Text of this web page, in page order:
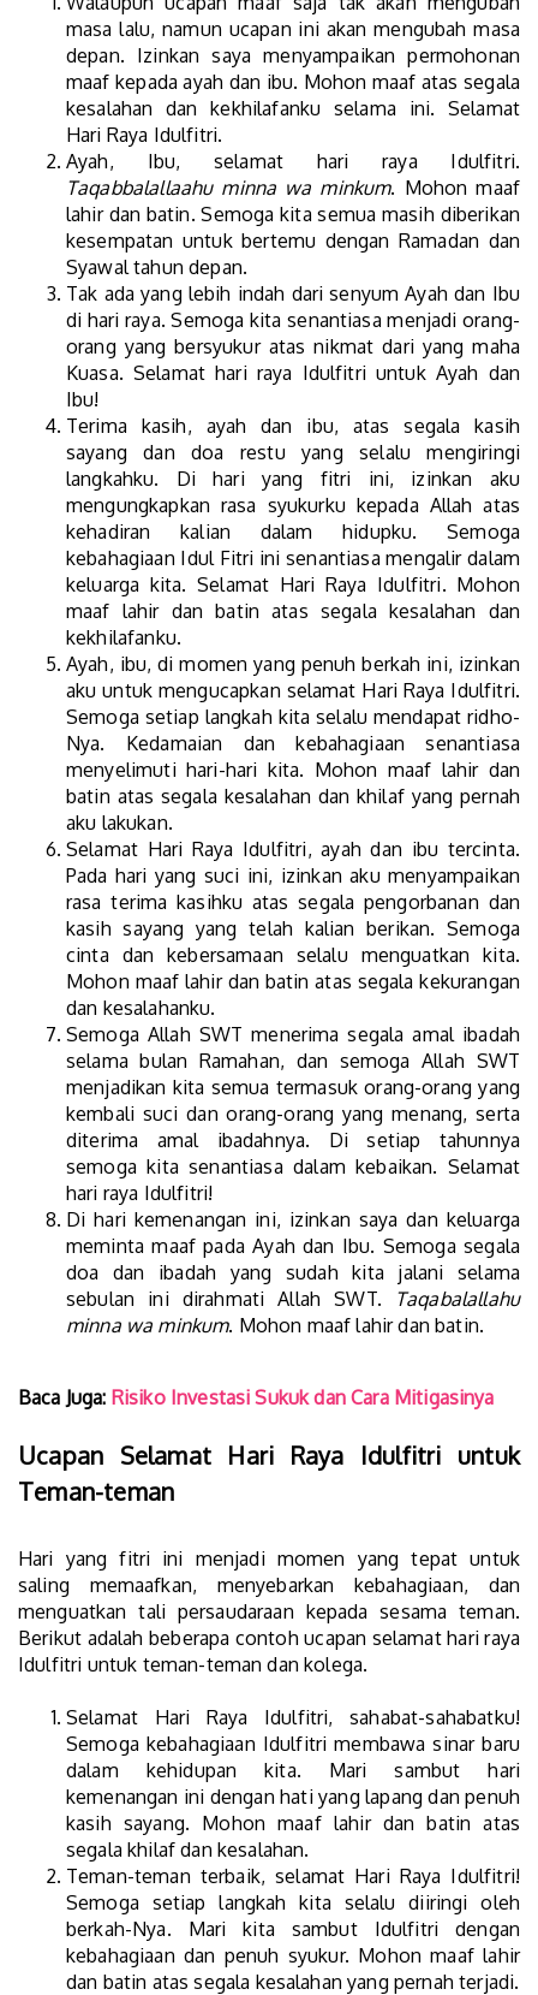
masa lalu, namun ucapan ini akan mengubah masa
depan. Izinkan saya menyampaikan permohonan
maaf kepada ayah dan ibu. Mohon maaf atas segala
kesalahan dan kekhilafanku selama ini. Selamat
Hari Raya Idulfitri.
Ayah, Ibu, selamat hari raya Idulfitri.
Taqabbalallaahu minna wa minkum. Mohon maaf
lahir dan batin. Semoga kita semua masih diberikan
kesempatan untuk bertemu dengan Ramadan dan
Syawal tahun depan.
Tak ada yang lebih indah dari senyum Ayah dan Ibu
di hari raya. Semoga kita senantiasa menjadi orang-
orang yang bersyukur atas nikmat dari yang maha
Kuasa. Selamat hari raya Idulfitri untuk Ayah dan
Ibu!
Terima kasih, ayah dan ibu, atas segala kasih
sayang dan doa restu yang selalu mengiringi
langkahku. Di hari yang fitri ini, izinkan aku
mengungkapkan rasa syukurku kepada Allah atas
kehadiran kalian dalam hidupku. Semoga
kebahagiaan Idul Fitri ini senantiasa mengalir dalam
keluarga kita. Selamat Hari Raya Idulfitri. Mohon
maaf lahir dan batin atas segala kesalahan dan
kekhilafanku.
Ayah, ibu, di momen yang penuh berkah ini, izinkan
aku untuk mengucapkan selamat Hari Raya Idulfitri.
Semoga setiap langkah kita selalu mendapat ridho-
Nya. Kedamaian dan kebahagiaan senantiasa
menyelimuti hari-hari kita. Mohon maaf lahir dan
batin atas segala kesalahan dan khilaf yang pernah
aku lakukan.
Selamat Hari Raya Idulfitri, ayah dan ibu tercinta.
Pada hari yang suci ini, izinkan aku menyampaikan
rasa terima kasihku atas segala pengorbanan dan
kasih sayang yang telah kalian berikan. Semoga
cinta dan kebersamaan selalu menguatkan kita.
Mohon maaf lahir dan batin atas segala kekurangan
dan kesalahanku.
Semoga Allah SWT menerima segala amal ibadah
selama bulan Ramahan, dan semoga Allah SWT
menjadikan kita semua termasuk orang-orang yang
kembali suci dan orang-orang yang menang, serta
diterima amal ibadahnya. Di setiap tahunnya
semoga kita senantiasa dalam kebaikan. Selamat
hari raya Idulfitri!
Di hari kemenangan ini, izinkan saya dan keluarga
meminta maaf pada Ayah dan Ibu. Semoga segala
doa dan ibadah yang sudah kita jalani selama
sebulan ini dirahmati Allah SWT.
Taqabalallahu
minna wa minkum. Mohon maaf lahir dan batin.
Baca Juga: Risiko Investasi Sukuk dan Cara Mitigasinya
Ucapan Selamat Hari Raya Idulfitri untuk
Teman-teman
Hari yang fitri ini menjadi momen yang tepat untuk
saling memaafkan, menyebarkan kebahagiaan, dan
menguatkan tali persaudaraan kepada sesama teman.
Berikut adalah beberapa contoh ucapan selamat hari raya
Idulfitri untuk teman-teman dan kolega.
Selamat Hari Raya Idulfitri, sahabat-sahabatku!
Semoga kebahagiaan Idulfitri membawa sinar baru
dalam kehidupan kita. Mari sambut hari
kemenangan ini dengan hati yang lapang dan penuh
kasih sayang. Mohon maaf lahir dan batin atas
segala khilaf dan kesalahan.
Teman-teman terbaik, selamat Hari Raya Idulfitri!
Semoga setiap langkah kita selalu diiringi oleh
berkah-Nya. Mari kita sambut Idulfitri dengan
kebahagiaan dan penuh syukur. Mohon maaf lahir
dan batin atas segala kesalahan yang pernah terjadi.